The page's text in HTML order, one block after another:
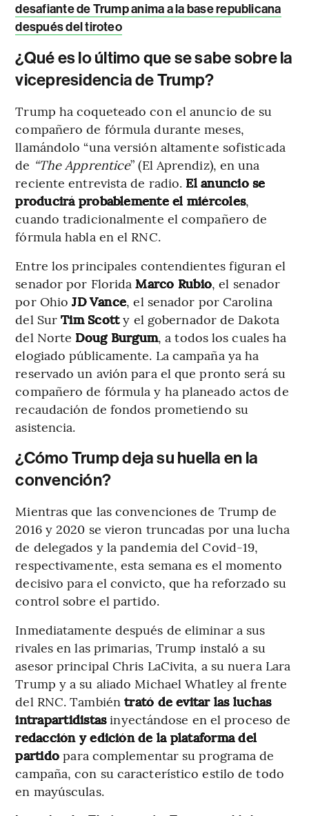
desafiante de Trump anima a la base republicana
después del tiroteo
¿Qué es lo último que se sabe sobre la
vicepresidencia de Trump?
Trump ha coqueteado con el anuncio de su
compañero de fórmula durante meses,
llamándolo “una versión altamente sofisticada
de “The Apprentice” (El Aprendiz), en una
reciente entrevista de radio. El anuncio se
producirá probablemente el miércoles,
cuando tradicionalmente el compañero de
fórmula habla en el RNC.
Entre los principales contendientes figuran el
senador por FloridaMarco Rubio, el senador
por OhioJD Vance, el senador por Carolina
del SurTim Scotty el gobernador de Dakota
del Norte Doug Burgum, a todos los cuales ha
elogiado públicamente. La campaña ya ha
reservado un avión para el que pronto será su
compañero de fórmula y ha planeado actos de
recaudación de fondos prometiendo su
asistencia.
¿Cómo Trump deja su huella en la
convención?
Mientras que las convenciones de Trump de
2016 y 2020 se vieron truncadas por una lucha
de delegados y la pandemia del Covid-19,
respectivamente, esta semana es el momento
decisivo para el convicto, que ha reforzado su
control sobre el partido.
Inmediatamente después de eliminar a sus
rivales en las primarias, Trump instaló a su
asesor principal Chris LaCivita, a su nuera Lara
Trump y a su aliado Michael Whatley al frente
del RNC. Tambiéntrató de evitar las luchas
intrapartidistasinyectándose en el proceso de
redacción y edición de la plataforma del
partidopara complementar su programa de
campaña, con su característico estilo de todo
en mayúsculas.